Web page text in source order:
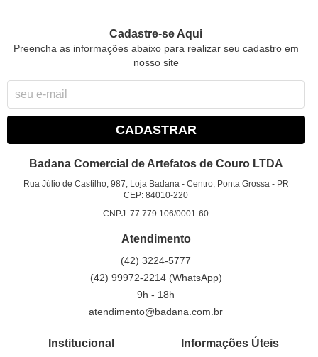
Cadastre-se Aqui
Preencha as informações abaixo para realizar seu cadastro em
nosso site
CADASTRAR
Badana Comercial de Artefatos de Couro LTDA
Rua Júlio de Castilho, 987, Loja Badana - Centro, Ponta Grossa - PR
CEP: 84010-220
CNPJ: 77.779.106/0001-60
Atendimento
(42) 3224-5777
(42) 99972-2214 (WhatsApp)
9h - 18h
atendimento@badana.com.br
Institucional Informações Úteis